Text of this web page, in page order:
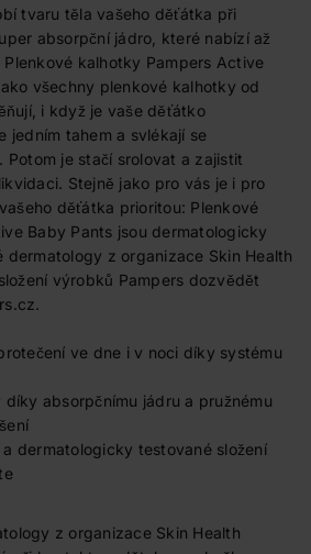
tvaru těla vašeho děťátka při
absorpční jádro, které nabízí až
Plenkové kalhotky Pampers Active
všechny plenkové kalhotky od
i když je vaše děťátko
jedním tahem a svlékají se
Potom je stačí srolovat a zajistit
Stejně jako pro vás je i pro
děťátka prioritou: Plenkové
Baby Pants jsou dermatologicky
dermatology z organizace Skin Health
výrobků Pampers dozvědět
ve dne i v noci díky systému
díky absorpčnímu jádru a pružnému
dermatologicky testované složení
z organizace Skin Health